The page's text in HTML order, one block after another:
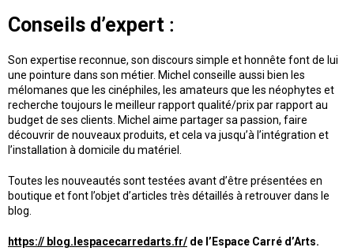
Conseils d’expert :
Son expertise reconnue, son discours simple et honnête font de lui
une pointure dans son métier. Michel conseille aussi bien les
mélomanes que les cinéphiles, les amateurs que les néophytes et
recherche toujours le meilleur rapport qualité/prix par rapport au
budget de ses clients. Michel aime partager sa passion, faire
découvrir de nouveaux produits, et cela va jusqu’à l’intégration et
l’installation à domicile du matériel.
Toutes les nouveautés sont testées avant d’être présentées en
boutique et font l’objet d’articles très détaillés à retrouver dans le
blog.
https:// blog.lespacecarredarts.fr/ de l’Espace Carré d’Arts.